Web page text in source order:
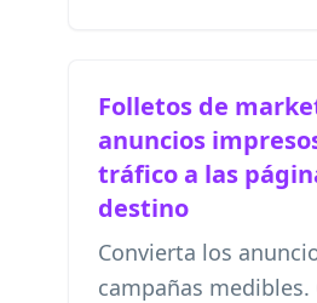
Folletos de
anuncios
tráfico a las
destino
Convierta los
campañas medibles.